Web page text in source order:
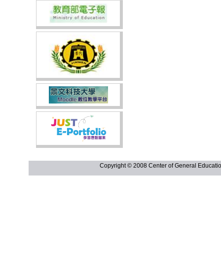
Copyright © 2008 Center of General